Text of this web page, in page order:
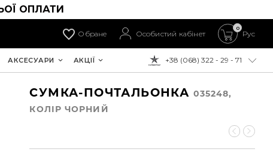
ОПЛАТИ
Обране Особистий кабінет
0
Рус
ДО ОПЛАТИ:
+38 (068) 322 - 29 - 71
АКСЕСУАРИ АКЦІЇ
СУМКА-ПОЧТАЛЬОНКА 035248,
КОЛIР ЧОРНИЙ